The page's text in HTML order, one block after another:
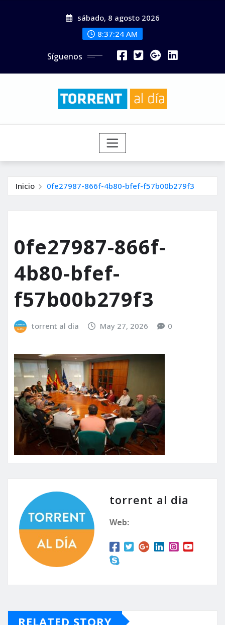
sábado, 8 agosto 2026
8:37:25 AM
Síguenos
Inicio 0fe27987-866f-4b80-bfef-f57b00b279f3
0fe27987-866f-
4b80-bfef-
f57b00b279f3
torrent al dia May 27, 2026 0
torrent al dia
Web:
RELATED STORY